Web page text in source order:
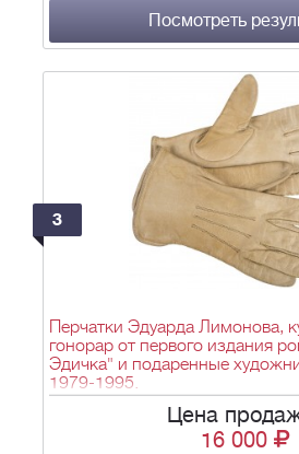
Посмотреть
3
Перчатки Эдуарда Лимонова,
гонорар от первого издания
Эдичка" и подаренные
1979-1995.
Цена
16 000